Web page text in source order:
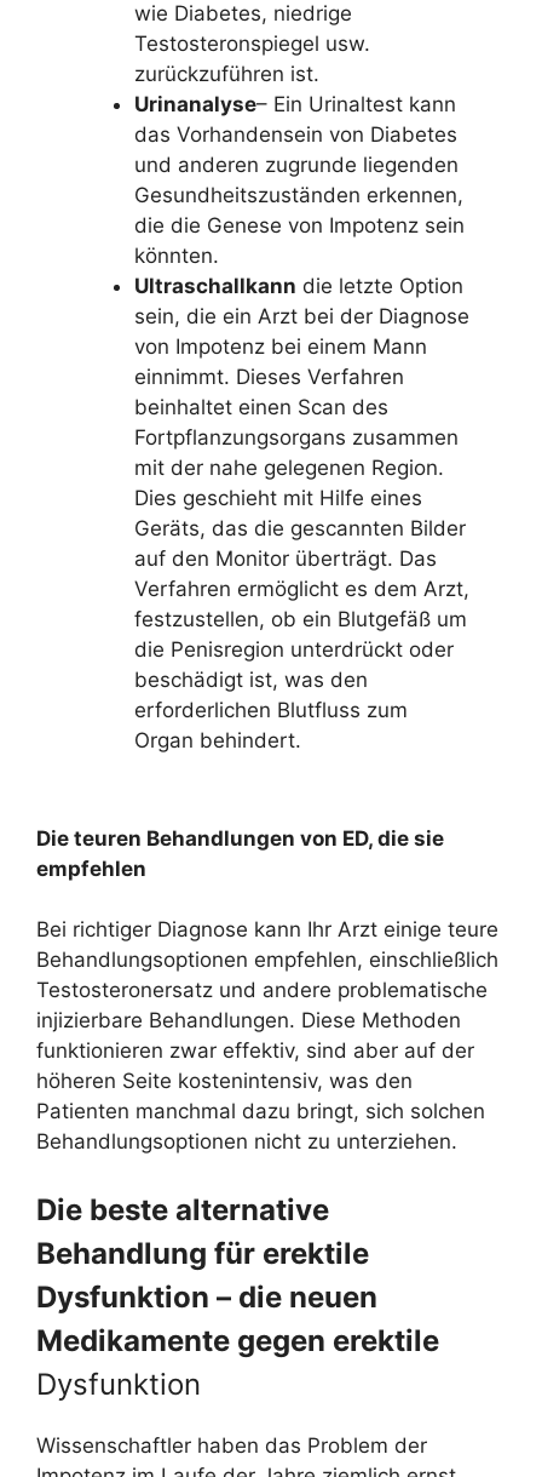
wie Diabetes, niedrige
Testosteronspiegel usw.
zurückzuführen ist.
Urinanalyse– Ein Urinaltest kann
das Vorhandensein von Diabetes
und anderen zugrunde liegenden
Gesundheitszuständen erkennen,
die die Genese von Impotenz sein
könnten.
Ultraschallkann die letzte Option
sein, die ein Arzt bei der Diagnose
von Impotenz bei einem Mann
einnimmt. Dieses Verfahren
beinhaltet einen Scan des
Fortpflanzungsorgans zusammen
mit der nahe gelegenen Region.
Dies geschieht mit Hilfe eines
Geräts, das die gescannten Bilder
auf den Monitor überträgt. Das
Verfahren ermöglicht es dem Arzt,
festzustellen, ob ein Blutgefäß um
die Penisregion unterdrückt oder
beschädigt ist, was den
erforderlichen Blutfluss zum
Organ behindert.
Die teuren Behandlungen von ED, die sie
empfehlen
Bei richtiger Diagnose kann Ihr Arzt einige teure
Behandlungsoptionen empfehlen, einschließlich
Testosteronersatz und andere problematische
injizierbare Behandlungen. Diese Methoden
funktionieren zwar effektiv, sind aber auf der
höheren Seite kostenintensiv, was den
Patienten manchmal dazu bringt, sich solchen
Behandlungsoptionen nicht zu unterziehen.
Die beste alternative
Behandlung für erektile
Dysfunktion – die neuen
Medikamente gegen erektile
Dysfunktion
Wissenschaftler haben das Problem der